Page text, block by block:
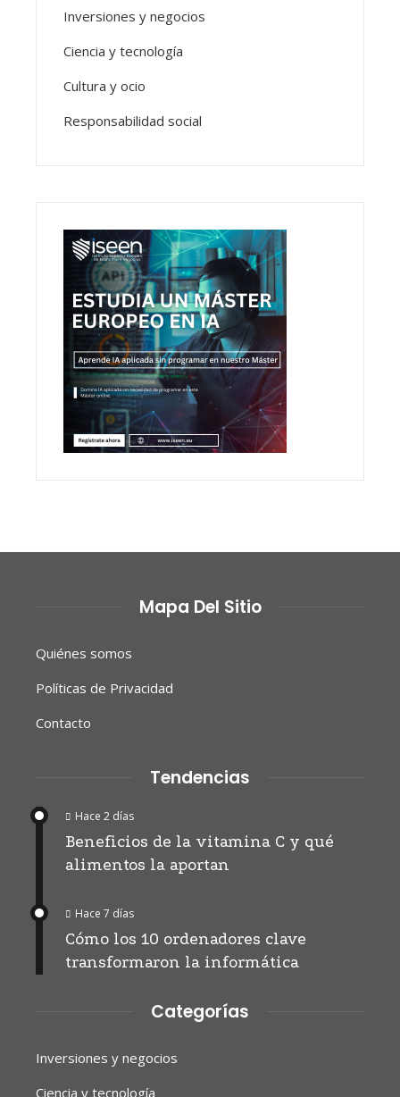
Inversiones y negocios
Ciencia y tecnología
Cultura y ocio
Responsabilidad social
Mapa Del Sitio
Quiénes somos
Políticas de Privacidad
Contacto
Tendencias
Hace 2 días
Beneficios de la vitamina C y qué
alimentos la aportan
Hace 7 días
Cómo los 10 ordenadores clave
transformaron la informática
Categorías
Inversiones y negocios
Ciencia y tecnología